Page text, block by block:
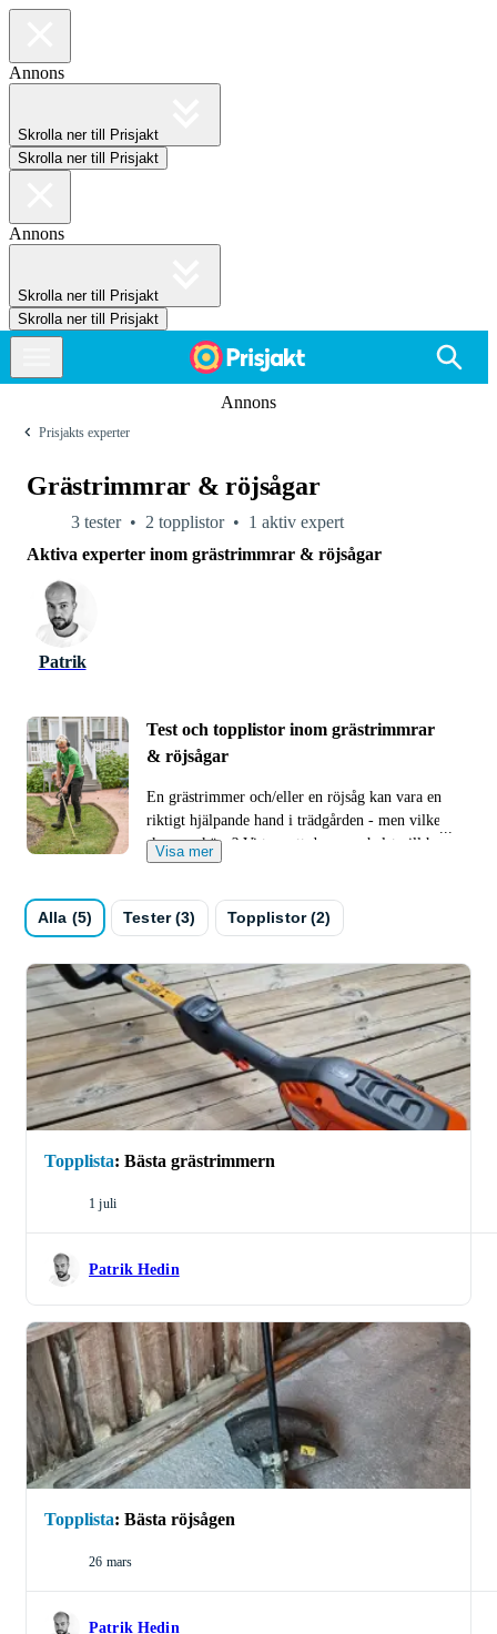
Annons
Skrolla ner till Prisjakt
Skrolla ner till Prisjakt
Annons
Skrolla ner till Prisjakt
Skrolla ner till Prisjakt
Annons
Prisjakts experter
Grästrimmrar & röjsågar
3 tester 2 topplistor
1 aktiv expert
Aktiva experter inom grästrimmrar & röjsågar
Patrik
Test och topplistor inom grästrimmrar
& röjsågar
En grästrimmer och/eller en röjsåg kan vara en
riktigt hjälpande hand i trädgården - men vilken
ska man köpa? Vi tror att den man helst vill ha
köpråd från är någon som faktiskt vet vad hen
man kan lita på - med andra ord, någon som inte
har något egenintresse av att pracka på dig det
ena eller det andra. Därför får du här tips av
oberoende experter.
Inom grästrimmrar och röjsågar är det Patrik
Hedin som står för tipsen. Patrik är en gräsnörd
(jo, det finns sådana) som jobbar med att klippa
gräs och har stenkoll på vilka produkter som är
bra på riktigt. Här listar han grästrimmrar och
är de bästa på marknaden. Vad som är "bäst" är
hitta din nya bästa kompis i trädgården här!
Visa mer
Alla (5) Tester (3) Topplistor (2)
Topplista: Bästa grästrimmern
1 juli
Patrik Hedin
Topplista: Bästa röjsågen
26 mars
Patrik Hedin